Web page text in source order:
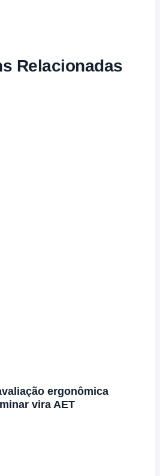
Relacionadas
ergonômica
vira AET